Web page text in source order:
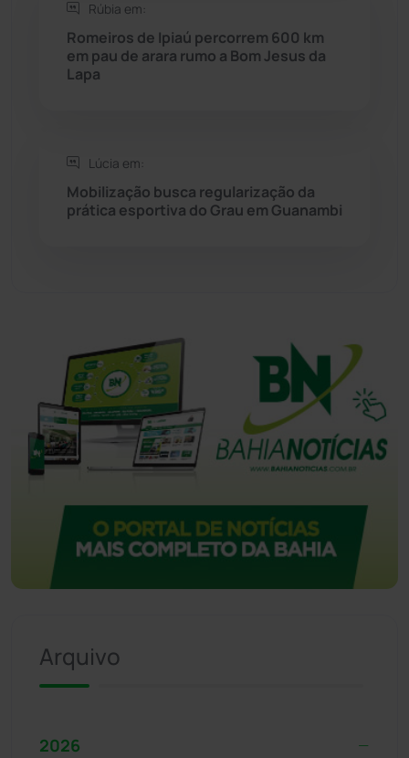
Sudoeste Baiano (1530)
Tecnologia
Rúbia em:
Romeiros de Ipiaú percorrem 600 km
em pau de arara rumo a Bom Jesus da
Lapa
Lúcia em:
Mobilização busca regularização da
prática esportiva do Grau em Guanambi
Arquivo
2026